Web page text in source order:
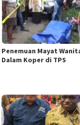
Penemuan Mayat
Dalam Koper di TPS